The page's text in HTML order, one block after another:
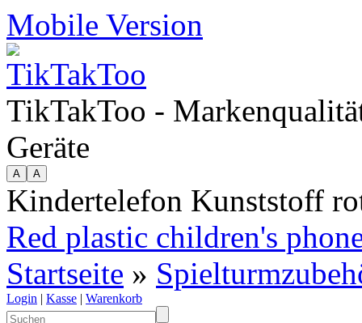
Mobile Version
TikTakToo -
Geräte
Kindertelefon Kunststoff
Red plastic children's
Startseite »
Login | Kasse | Warenkorb